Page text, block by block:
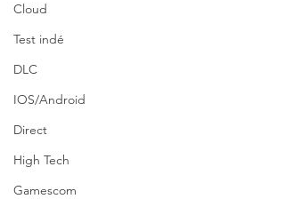
Cloud
Test indé
DLC
IOS/Android
Direct
High Tech
Gamescom